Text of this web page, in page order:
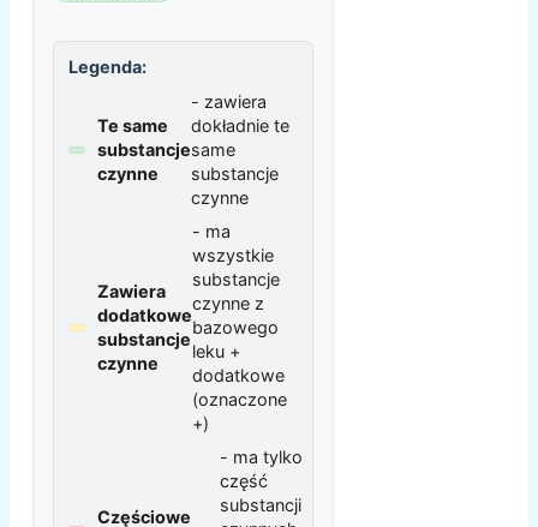
Legenda:
Te same
substancje
czynne
- zawiera
dokładnie te
same
substancje
czynne
Zawiera
dodatkowe
substancje
czynne
- ma
wszystkie
substancje
czynne z
bazowego
leku +
dodatkowe
(oznaczone
+)
Częściowe
- ma tylko
część
substancji